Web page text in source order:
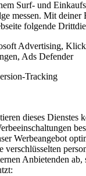
Surf- und
messen. Mit
folgende
Advertising,
Ads Defender
Tracking
dieses Dienstes
Werbeangebot
verschlüsselten
Anbietenden ab,